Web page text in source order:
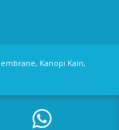
Kanopi Kain,